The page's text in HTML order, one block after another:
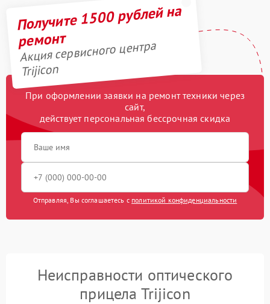
Получите 1500 рублей на
ремонт
Акция сервисного центра
Trijicon
При оформлении заявки на ремонт техники через
сайт,
действует персональная бессрочная скидка
Отправляя, Вы соглашаетесь с политикой конфиденциальности
Неисправности оптического
прицела Trijicon